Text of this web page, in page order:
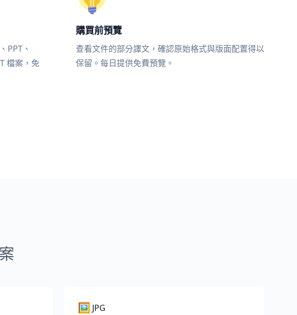
PPT、
檔案，免
購買前預覽
查看文件的部分譯文，確認原始格式與版面配置得以
保留。每日提供免費預覽。
🖼️ JPG